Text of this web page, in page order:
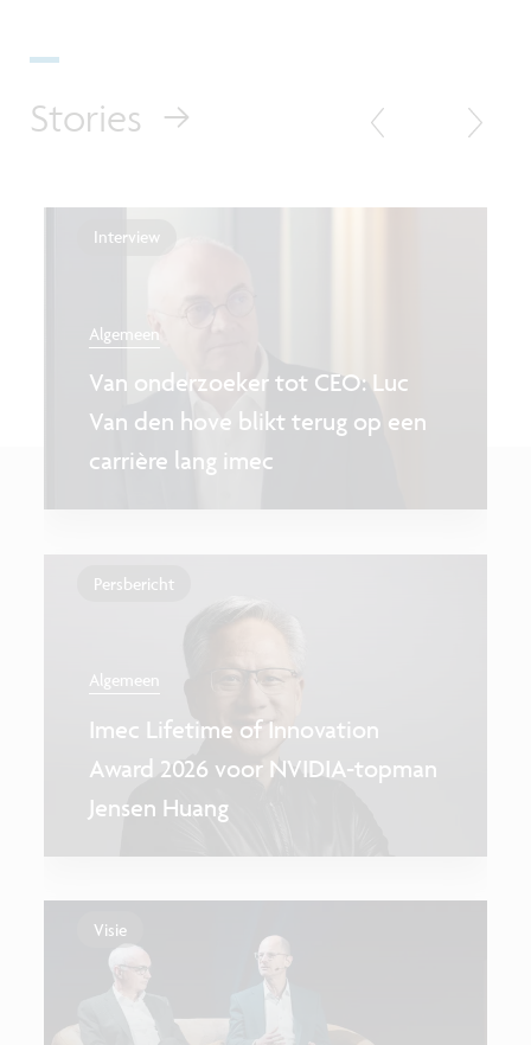
Stories
Interview
Algemeen
Van onderzoeker tot CEO: Luc
Van den hove blikt terug op een
carrière lang imec
Persbericht
Algemeen
Imec Lifetime of Innovation
Award 2026 voor NVIDIA-topman
Jensen Huang
Visie